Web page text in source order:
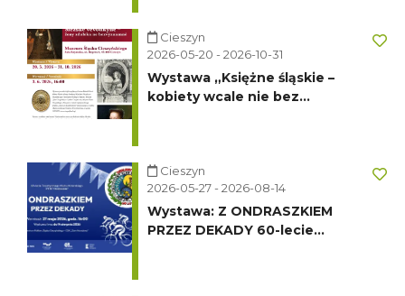
Cieszyn
2026-05-20 - 2026-10-31
Wystawa „Księżne śląskie –
kobiety wcale nie bez
Cieszyn
2026-05-27 - 2026-08-14
Wystawa: Z ONDRASZKIEM
PRZEZ DEKADY 60-lecie